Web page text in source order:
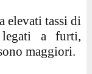
elevati tassi di
a furti,
maggiori.